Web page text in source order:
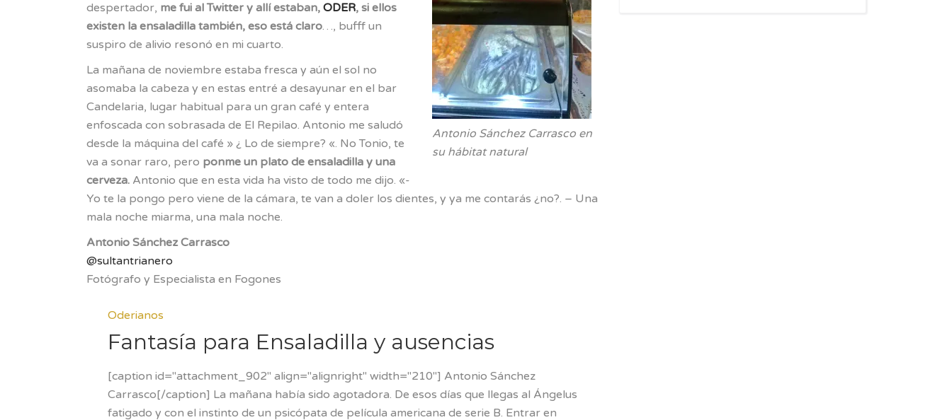
Antonio Sánchez Carrasco en
su hábitat natural
despertador, me fui al Twitter y allí estaban, ODER, si ellos
existen la ensaladilla también, eso está claro…, bufff un
suspiro de alivio resonó en mi cuarto.
La mañana de noviembre estaba fresca y aún el sol no
asomaba la cabeza y en estas entré a desayunar en el bar
Candelaria, lugar habitual para un gran café y entera
enfoscada con sobrasada de El Repilao. Antonio me saludó
desde la máquina del café » ¿ Lo de siempre? «. No Tonio, te
va a sonar raro, pero ponme un plato de ensaladilla y una
cerveza. Antonio que en esta vida ha visto de todo me dijo. «-
Yo te la pongo pero viene de la cámara, te van a doler los dientes, y ya me contarás ¿no?. – Una
mala noche miarma, una mala noche.
Antonio Sánchez Carrasco
@sultantrianero
Fotógrafo y Especialista en Fogones
Oderianos
Fantasía para Ensaladilla y ausencias
[caption id="attachment_902" align="alignright" width="210"] Antonio Sánchez
Carrasco[/caption] La mañana había sido agotadora. De esos días que llegas al Ángelus
fatigado y con el instinto de un psicópata de película americana de serie B. Entrar en